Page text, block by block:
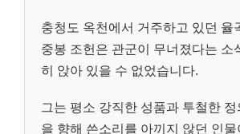
충청도 옥천에서 거주하고 있던 율
중봉 조헌은 관군이 무너졌다는 소
히 앉아 있을 수 없었습니다.
그는 평소 강직한 성품과 투철한
을 향해 쓴소리를 아끼지 않던 인물